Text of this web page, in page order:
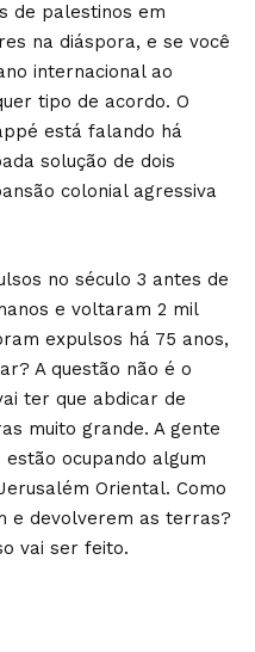
de palestinos em
na diáspora, e se você
internacional ao
tipo de acordo. O
está falando há
solução de dois
colonial agressiva
no século 3 antes de
e voltaram 2 mil
expulsos há 75 anos,
A questão não é o
ter que abdicar de
muito grande. A gente
ocupando algum
Oriental. Como
e devolverem as terras?
vai ser feito.